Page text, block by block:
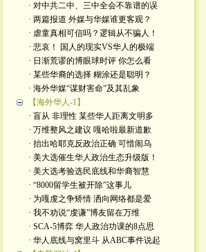
· 对中共二中、三中全会不靠谱的误
· 两篇报道 外媒与华媒谁更客观？
· 虐童真相可信吗？逻辑从不骗人！
· 悲哀！ 国人的现实VS华人的极端
· 日渐荒谬的博眼球时评 你怎么看
· 某些华裔的选择 糊涂还是聪明？
· 海外华媒“谋财害命”及其乱象
【海外华人-1】
· 盲从 非理性 某些华人距离文明多
· 万维整风之建议 嘎哈啦最新道歉
· 抬出哈耶克反政治正确 可惜闹乌
· 美大选催生华人政治生态升级版！
· 美大选考验选民底线和华裔智慧
· “8000留学生被开除”这事儿
· 为嘎虔之争矫情 洒向网络都是爱
· 我不劝说“虔谦”博友留在万维
· SCA-5博弈 华人政治功课的8点思
· 华人底线与窝里斗 从ABC事件说起